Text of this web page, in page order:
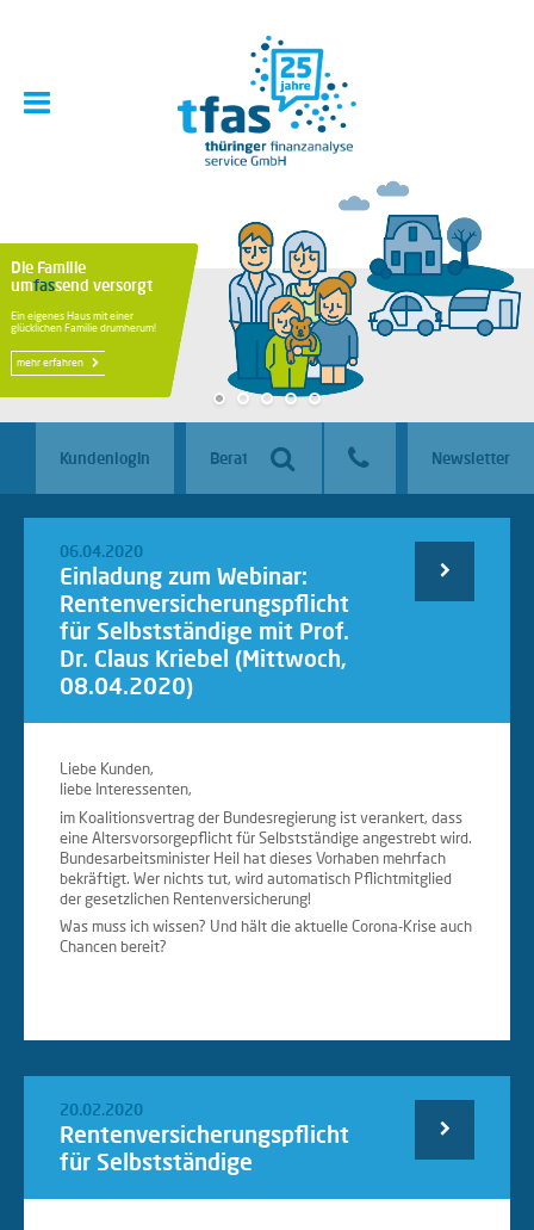
Die Familie
umfassend versorgt
Ein eigenes Haus mit einer
glücklichen Familie drumherum!
mehr erfahren
Kundenlogin Beraterlogin Newsletter
06.04.2020
Einladung zum Webinar:
Rentenversicherungspflicht
für Selbstständige mit Prof.
Dr. Claus Kriebel (Mittwoch,
08.04.2020)
Liebe Kunden,
liebe Interessenten,
im Koalitionsvertrag der Bundesregierung ist verankert, dass
eine Altersvorsorgepflicht für Selbstständige angestrebt wird.
Bundesarbeitsminister Heil hat dieses Vorhaben mehrfach
bekräftigt. Wer nichts tut, wird automatisch Pflichtmitglied
der gesetzlichen Rentenversicherung!
Was muss ich wissen? Und hält die aktuelle Corona-Krise auch
Chancen bereit?
Weiterlesen
20.02.2020
Rentenversicherungspflicht
für Selbstständige
Weiterlesen